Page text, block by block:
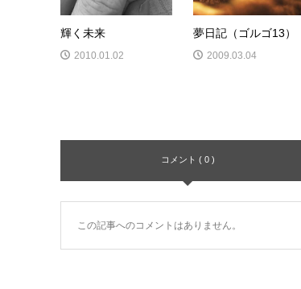
輝く未来
2010.01.02
夢日記（ゴルゴ13）
2009.03.04
コメント ( 0 )
この記事へのコメントはありません。